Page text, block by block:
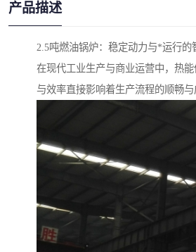
产品描述
2.5吨燃油锅炉：稳定动力与*运行的
在现代工业生产与商业运营中，热
与效率直接影响着生产流程的顺畅与